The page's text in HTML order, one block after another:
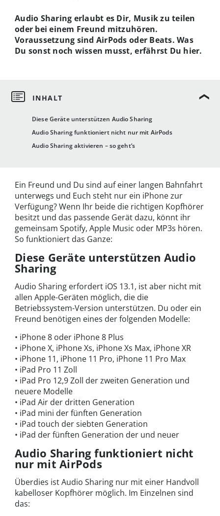
Diese Geräte unterstützen Audio Sharing
Audio Sharing funktioniert nicht nur mit AirPods
Audio Sharing aktivieren – so geht‘s
Audio Sharing erlaubt es Dir, Musik zu teilen
oder bei einem Freund mitzuhören.
Voraussetzung sind AirPods oder Beats. Was
Du sonst noch wissen musst, erfährst Du hier.
Ein Freund und Du sind auf einer langen Bahnfahrt
unterwegs und Euch steht nur ein iPhone zur
Verfügung? Wenn Ihr beide die richtigen Kopfhörer
besitzt und das passende Gerät dazu, könnt ihr
gemeinsam Spotify, Apple Music oder MP3s hören.
So funktioniert das Ganze:
Diese Geräte unterstützen Audio
Sharing
Audio Sharing erfordert iOS 13.1, ist aber nicht mit
allen Apple-Geräten möglich, die die
Betriebssystem-Version unterstützen. Du oder ein
Freund benötigen eines der folgenden Modelle:
• iPhone 8 oder iPhone 8 Plus
• iPhone X, iPhone Xs, iPhone Xs Max, iPhone XR
• iPhone 11, iPhone 11 Pro, iPhone 11 Pro Max
• iPad Pro 11 Zoll
• iPad Pro 12,9 Zoll der zweiten Generation und
neuere Modelle
• iPad Air der dritten Generation
• iPad mini der fünften Generation
• iPad touch der siebten Generation
• iPad der fünften Generation der und neuer
Audio Sharing funktioniert nicht
nur mit AirPods
Überdies ist Audio Sharing nur mit einer Handvoll
kabelloser Kopfhörer möglich. Im Einzelnen sind
das: